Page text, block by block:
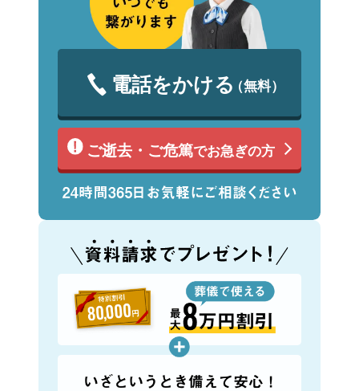
電話をかける（無料）
ご逝去・ご危篤でお急ぎの方